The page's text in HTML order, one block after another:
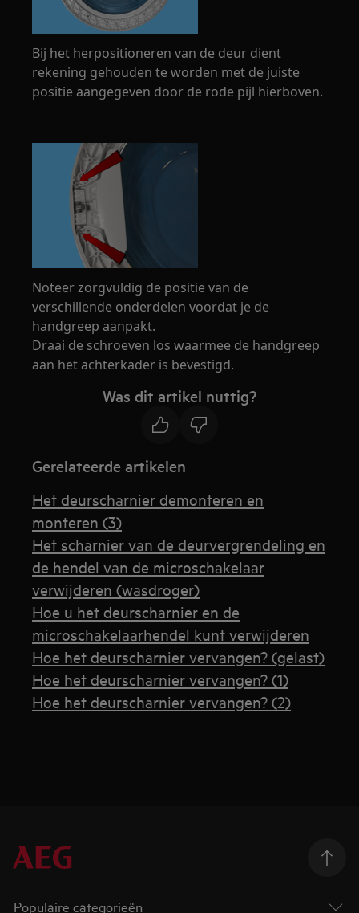
Bij het herpositioneren van de deur dient
rekening gehouden te worden met de juiste
positie aangegeven door de rode pijl hierboven.
Noteer zorgvuldig de positie van de
verschillende onderdelen voordat je de
handgreep aanpakt.
Draai de schroeven los waarmee de handgreep
aan het achterkader is bevestigd.
Was dit artikel nuttig?
Gerelateerde artikelen
Het deurscharnier demonteren en
monteren (3)
Het scharnier van de deurvergrendeling en
de hendel van de microschakelaar
verwijderen (wasdroger)
Hoe u het deurscharnier en de
microschakelaarhendel kunt verwijderen
Hoe het deurscharnier vervangen? (gelast)
Hoe het deurscharnier vervangen? (1)
Hoe het deurscharnier vervangen? (2)
Populaire categorieën